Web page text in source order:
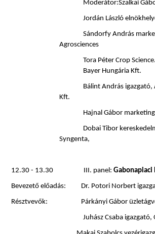
Moderátor:Szalkai
Jordán László
Sándorfy András
Agrosciences
Tora Péter Crop
Bayer Hungária Kft.
Bálint András
Kft.
Hajnal Gábor
Dobai Tibor
Syngenta,
12.30 - 13.30 III. panel: Gabonapiaci
Bevezető előadás: Dr. Potori Norbert
Résztvevők: Párkányi Gábor
Juhász Csaba igazgató,